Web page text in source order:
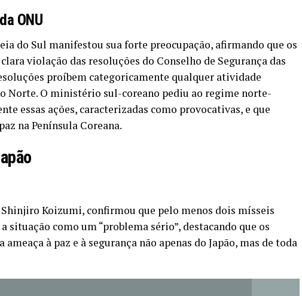
ONU
do Sul manifestou sua forte preocupação, afirmando que os
violação das resoluções do Conselho de Segurança das
proíbem categoricamente qualquer atividade
Norte. O ministério sul-coreano pediu ao regime norte-
essas ações, caracterizadas como provocativas, e que
na Península Coreana.
Koizumi, confirmou que pelo menos dois mísseis
situação como um “problema sério”, destacando que os
à paz e à segurança não apenas do Japão, mas de toda